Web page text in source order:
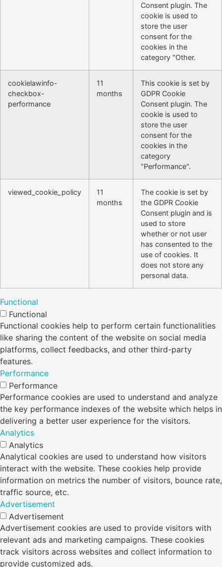
Consent plugin. The
cookie is used to
store the user
consent for the
cookies in the
category "Other.
cookielawinfo-
checkbox-
performance
11
months
This cookie is set by
GDPR Cookie
Consent plugin. The
cookie is used to
store the user
consent for the
cookies in the
category
"Performance".
viewed_cookie_policy
11
months
The cookie is set by
the GDPR Cookie
Consent plugin and is
used to store
whether or not user
has consented to the
use of cookies. It
does not store any
personal data.
Functional
Functional
Functional cookies help to perform certain functionalities
like sharing the content of the website on social media
platforms, collect feedbacks, and other third-party
features.
Performance
Performance
Performance cookies are used to understand and analyze
the key performance indexes of the website which helps in
delivering a better user experience for the visitors.
Analytics
Analytics
Analytical cookies are used to understand how visitors
interact with the website. These cookies help provide
information on metrics the number of visitors, bounce rate,
traffic source, etc.
Advertisement
Advertisement
Advertisement cookies are used to provide visitors with
relevant ads and marketing campaigns. These cookies
track visitors across websites and collect information to
provide customized ads.